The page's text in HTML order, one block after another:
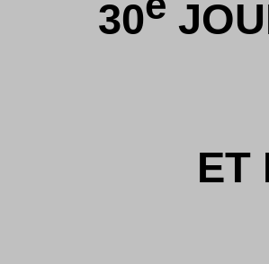
30
ET